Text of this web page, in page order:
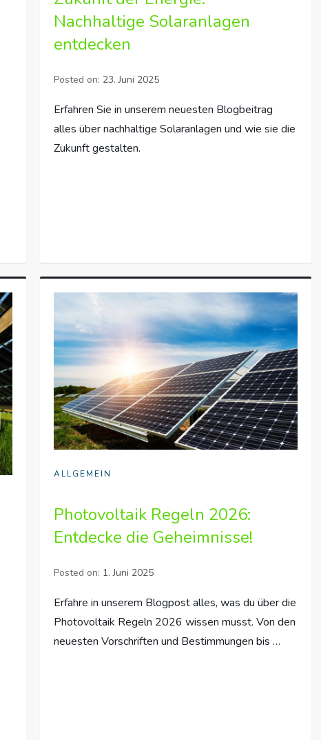
Nachhaltige Solaranlagen
entdecken
Posted on: 23. Juni 2025
Erfahren Sie in unserem neuesten Blogbeitrag
alles über nachhaltige Solaranlagen und wie sie die
Zukunft gestalten.
ALLGEMEIN
Photovoltaik Regeln 2026:
Entdecke die Geheimnisse!
Posted on: 1. Juni 2025
Erfahre in unserem Blogpost alles, was du über die
Photovoltaik Regeln 2026 wissen musst. Von den
neuesten Vorschriften und Bestimmungen bis …